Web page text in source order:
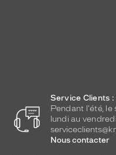
Service Clients
Pendant l'été,
lundi au
Nous contacter